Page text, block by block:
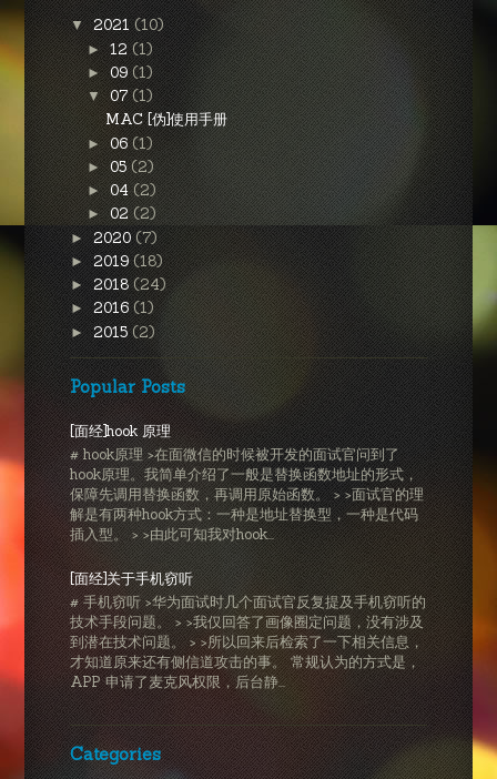
▼2021(10)
►12(1)
►09(1)
▼07(1)
MAC [伪]使用手册
►06(1)
►05(2)
►04(2)
►02(2)
►2020(7)
►2019(18)
►2018(24)
►2016(1)
►2015(2)
Popular Posts
[面经]hook 原理
# hook原理 >在面微信的时候被开发的面试官问到了
hook原理。我简单介绍了一般是替换函数地址的形式，
保障先调用替换函数，再调用原始函数。 > >面试官的理
解是有两种hook方式：一种是地址替换型，一种是代码
插入型。 > >由此可知我对hook...
[面经]关于手机窃听
# 手机窃听 >华为面试时几个面试官反复提及手机窃听的
技术手段问题。 > >我仅回答了画像圈定问题，没有涉及
到潜在技术问题。 > >所以回来后检索了一下相关信息，
才知道原来还有侧信道攻击的事。 常规认为的方式是，
APP 申请了麦克风权限，后台静...
Categories